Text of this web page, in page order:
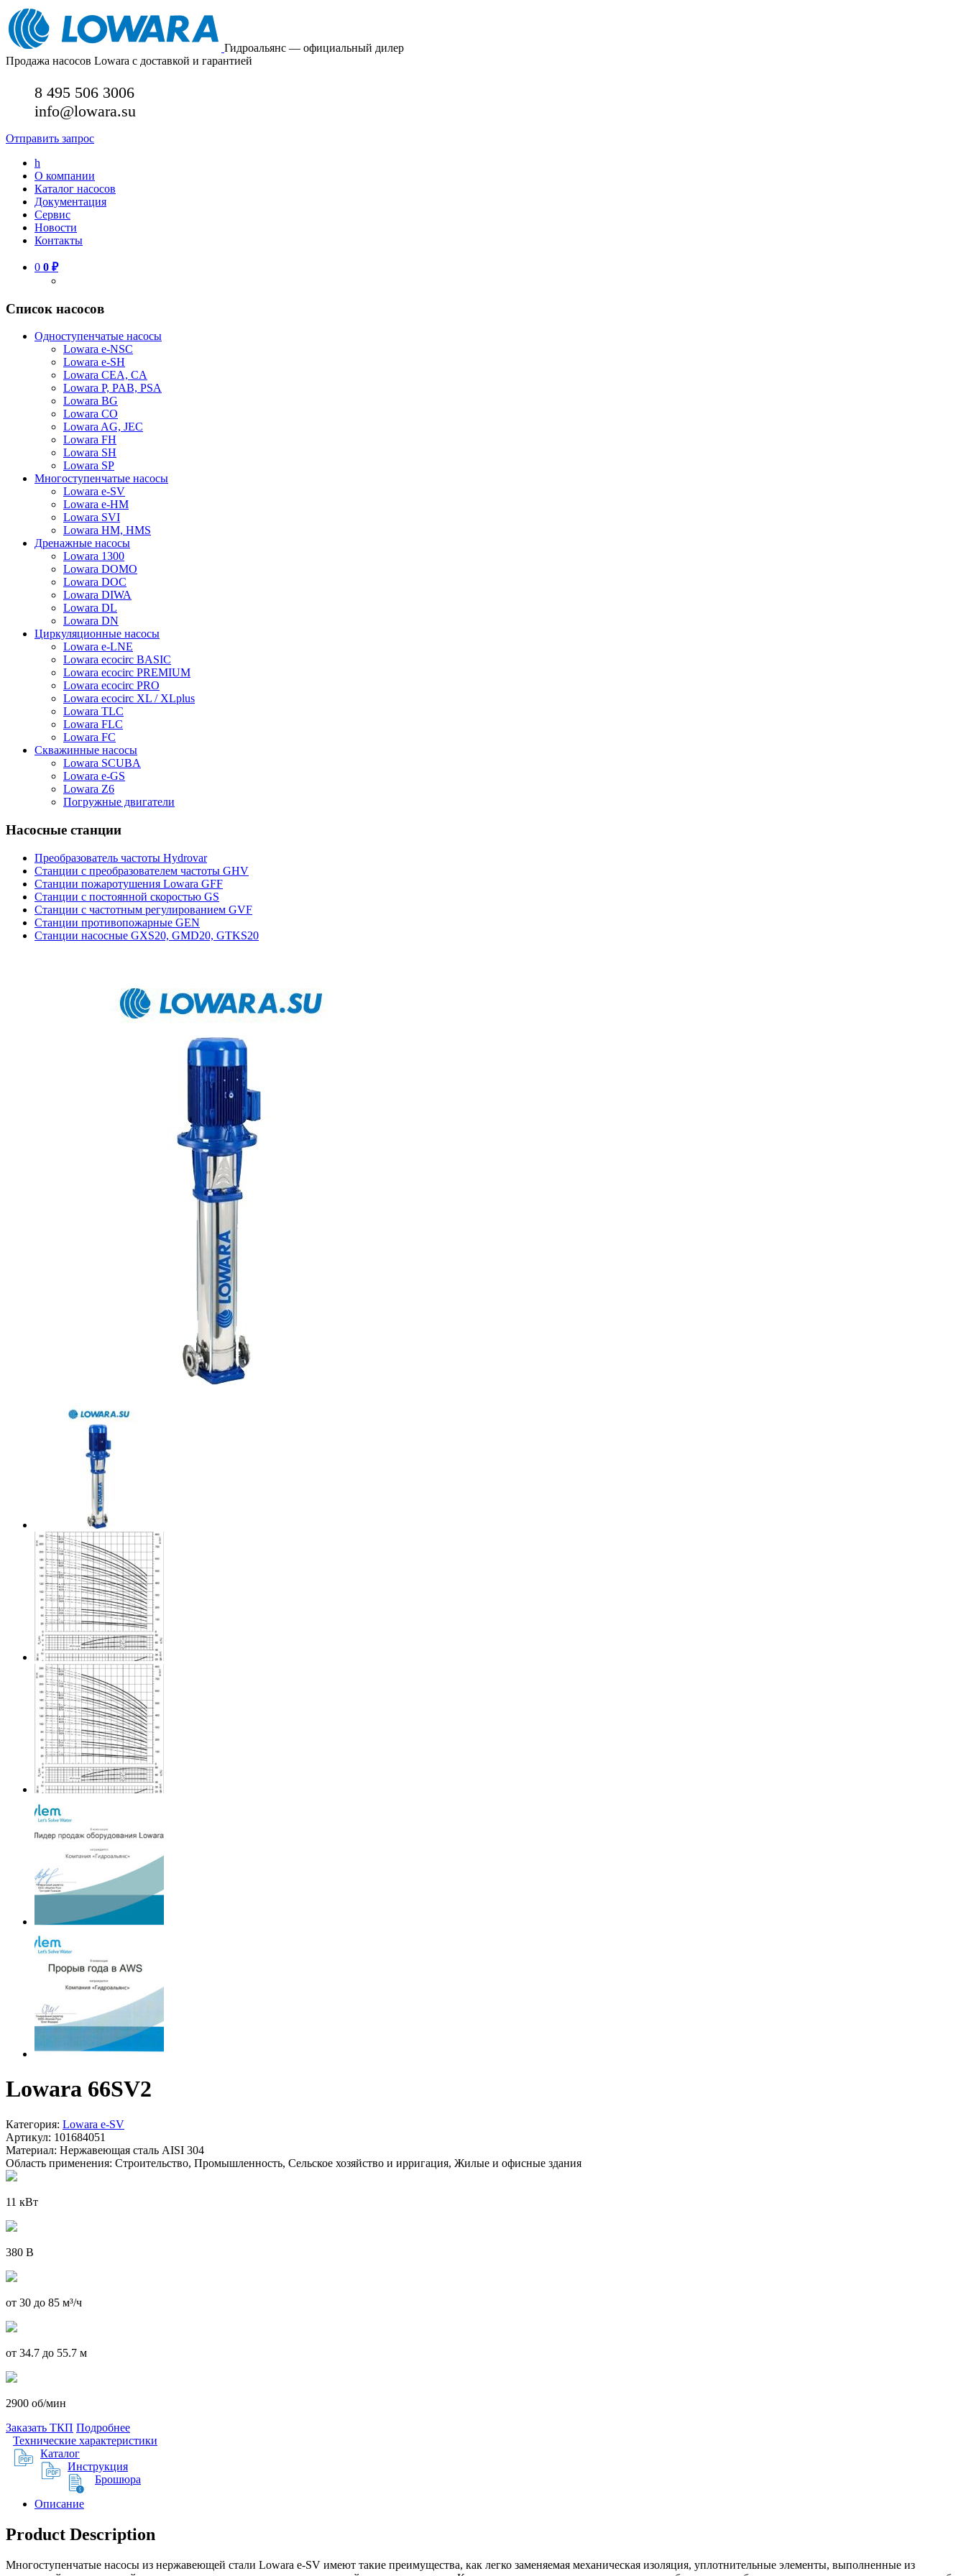
Гидроальянс — официальный дилер
Продажа насосов Lowara с доставкой и гарантией
8 495 506 3006
info@lowara.su
Отправить запрос
h
О компании
Каталог насосов
Документация
Сервис
Новости
Контакты
0 0 ₽
Список насосов
Одноступенчатые насосы
Lowara e-NSC
Lowara e-SH
Lowara CEA, CA
Lowara P, PAB, PSA
Lowara BG
Lowara CO
Lowara AG, JEC
Lowara FH
Lowara SH
Lowara SP
Многоступенчатые насосы
Lowara e-SV
Lowara e-HM
Lowara SVI
Lowara HM, HMS
Дренажные насосы
Lowara 1300
Lowara DOMO
Lowara DOC
Lowara DIWA
Lowara DL
Lowara DN
Циркуляционные насосы
Lowara e-LNE
Lowara ecocirc BASIC
Lowara ecocirc PREMIUM
Lowara ecocirc PRO
Lowara ecocirc XL / XLplus
Lowara TLC
Lowara FLC
Lowara FC
Скважинные насосы
Lowara SCUBA
Lowara e-GS
Lowara Z6
Погружные двигатели
Насосные станции
Преобразователь частоты Hydrovar
Станции с преобразователем частоты GHV
Станции пожаротушения Lowara GFF
Станции с постоянной скоростью GS
Станции с частотным регулированием GVF
Станции противопожарные GEN
Станции насосные GXS20, GMD20, GTKS20
Lowara 66SV2
Категория: Lowara e-SV
Артикул: 101684051
Материал: Нержавеющая сталь AISI 304
Область применения: Строительство, Промышленность, Сельское хозяйство и ирригация, Жилые и офисные здания
11 кВт
380 В
от 30 до 85 м³/ч
от 34.7 до 55.7 м
2900 об/мин
Заказать ТКП Подробнее
Технические характеристики
Каталог
Инструкция
Брошюра
Описание
Product Description
Многоступенчатые насосы из нержавеющей стали Lowara e-SV имеют такие преимущества, как легко заменяемая механическая изоляция, уплотнительные элементы, выполненные из